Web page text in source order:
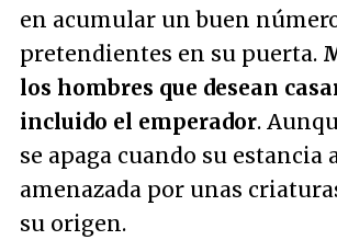
en acumular un buen
pretendientes en su puerta.
los hombres que desean
incluido el emperador.
se apaga cuando su estancia
amenazada por unas
su origen.